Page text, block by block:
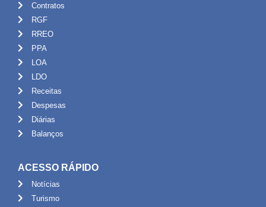
Contratos
RGF
RREO
PPA
LOA
LDO
Receitas
Despesas
Diárias
Balanços
ACESSO RÁPIDO
Notícias
Turismo